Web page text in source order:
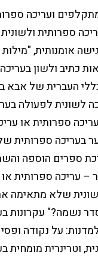
ועריכה
ספרותית
אומנותית,
כתיב ולשון
העברית של אבא
לשונית לפעולה
ספרותית או
בעריכה ספרותית
ספרים הוספה
עריכה ספרותית או
שלא מתאימה
נשמה?" עקרונות
על נקודה
וטרינרית מומחית